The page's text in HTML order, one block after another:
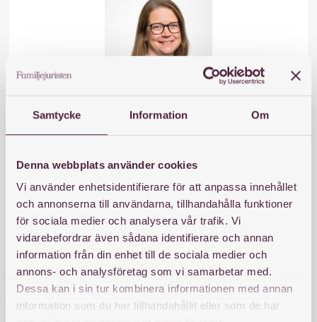
Samtycke Information Om
Denna webbplats använder cookies
Vi använder enhetsidentifierare för att anpassa innehållet
och annonserna till användarna, tillhandahålla funktioner
för sociala medier och analysera vår trafik. Vi
vidarebefordrar även sådana identifierare och annan
information från din enhet till de sociala medier och
annons- och analysföretag som vi samarbetar med.
Dessa kan i sin tur kombinera informationen med annan
information som du har tillhandahållit eller som de har
ulrika.cotton@familjejuristen.nu